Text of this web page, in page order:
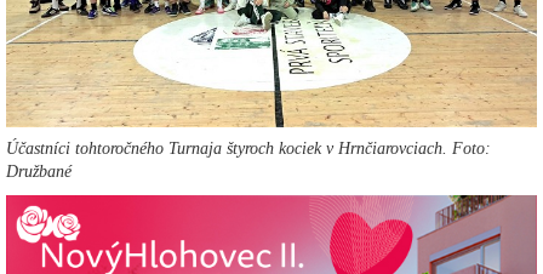
Účastníci tohtoročného Turnaja štyroch kociek v Hrnčiarovciach. Foto:
Družbané